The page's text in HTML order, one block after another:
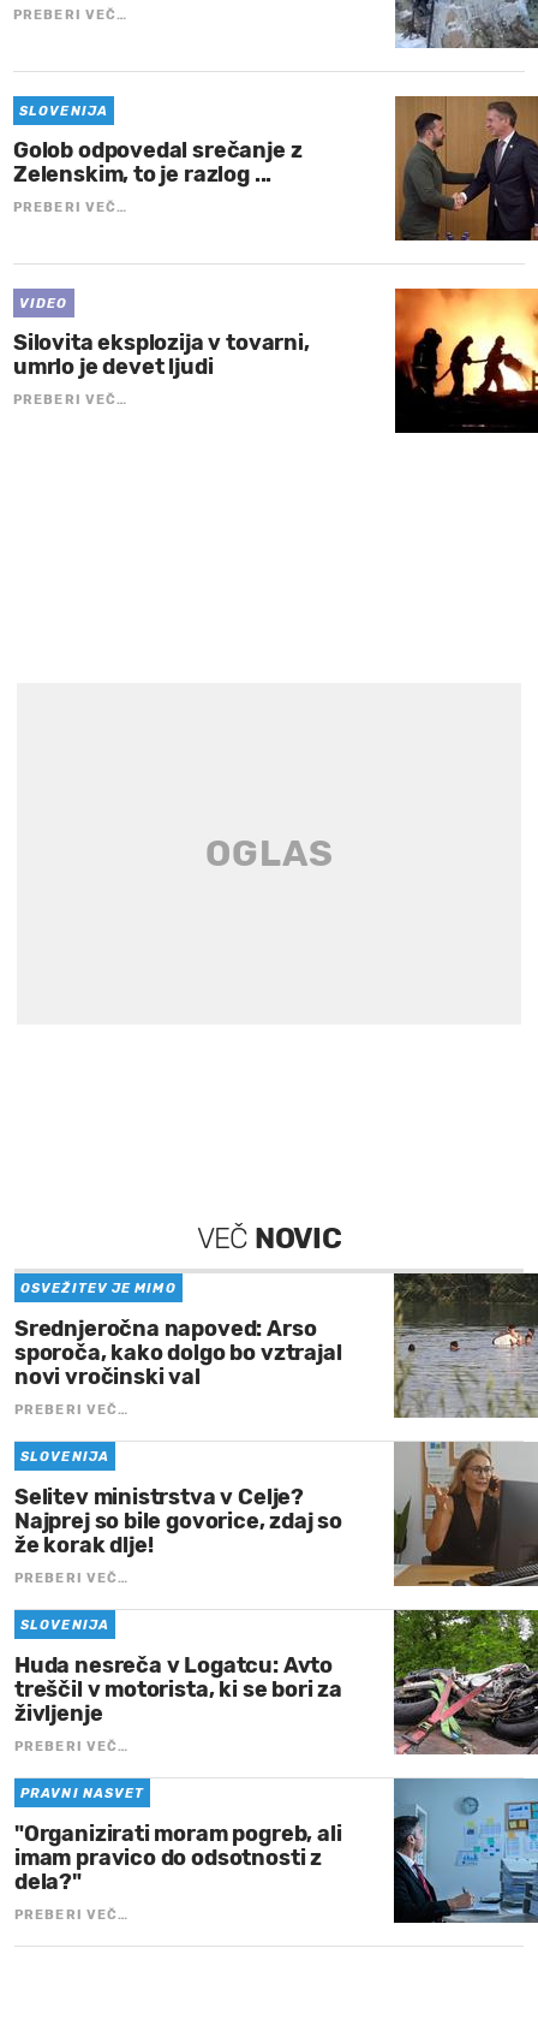
PREBERI VEČ…
SLOVENIJA
Golob odpovedal srečanje z
Zelenskim, to je razlog ...
PREBERI VEČ…
VIDEO
Silovita eksplozija v tovarni,
umrlo je devet ljudi
PREBERI VEČ…
VEČ NOVIC
OSVEŽITEV JE MIMO
Srednjeročna napoved: Arso
sporoča, kako dolgo bo vztrajal
novi vročinski val
PREBERI VEČ…
SLOVENIJA
Selitev ministrstva v Celje?
Najprej so bile govorice, zdaj so
že korak dlje!
PREBERI VEČ…
SLOVENIJA
Huda nesreča v Logatcu: Avto
treščil v motorista, ki se bori za
življenje
PREBERI VEČ…
PRAVNI NASVET
"Organizirati moram pogreb, ali
imam pravico do odsotnosti z
dela?"
PREBERI VEČ…